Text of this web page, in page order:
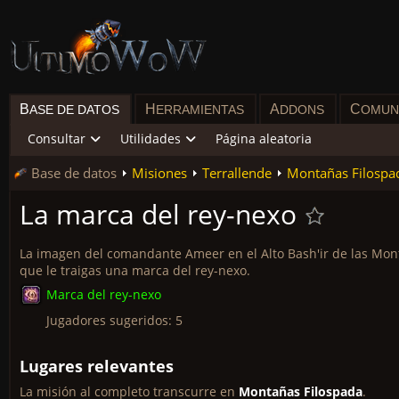
BASE DE DATOS H ERRAMIENTAS ADDONS C
Consultar Utilidades Página aleatoria
Base de datos Misiones Terrallende Montañas
La marca del rey-nexo
La imagen del comandante Ameer en el Alto Bash'ir de las
que le traigas una marca del rey-nexo.
Marca del rey-nexo
Jugadores sugeridos: 5
Lugares relevantes
La misión al completo transcurre en Montañas Filospada.